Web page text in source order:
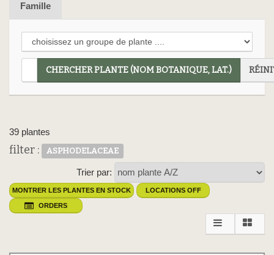
Famille
CHERCHER PLANTE (NOM BOTANIQUE, LAT.)
39 plantes
filter : ASPHODELACEAE
Trier par:
MONTRER LES PLANTES EN STOCK LOCATIONS OFF
ORDERS